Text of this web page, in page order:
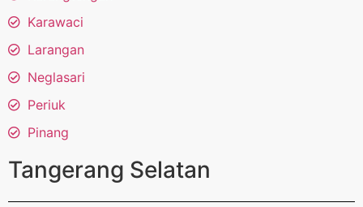
Karawaci
Larangan
Neglasari
Periuk
Pinang
Tangerang Selatan